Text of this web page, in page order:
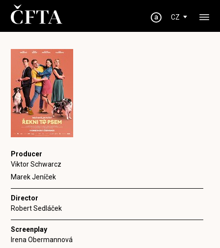
CZ
Producer
Viktor Schwarcz
Marek Jeníček
Director
Robert Sedláček
Screenplay
Irena Obermannová